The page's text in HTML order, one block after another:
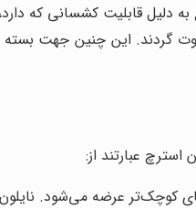
دلیل قابلیت کشسانی که
گردند. این چنین جهت
عبارتند از:
کوچک‌تر عرضه می‌شود.